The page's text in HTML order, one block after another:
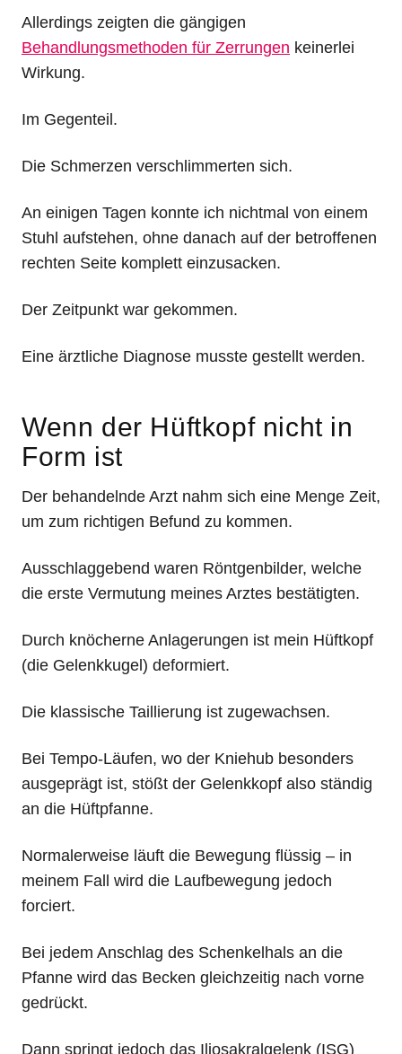
Allerdings zeigten die gängigen
Behandlungsmethoden für Zerrungen keinerlei
Wirkung.
Im Gegenteil.
Die Schmerzen verschlimmerten sich.
An einigen Tagen konnte ich nichtmal von einem
Stuhl aufstehen, ohne danach auf der betroffenen
rechten Seite komplett einzusacken.
Der Zeitpunkt war gekommen.
Eine ärztliche Diagnose musste gestellt werden.
Wenn der Hüftkopf nicht in
Form ist
Der behandelnde Arzt nahm sich eine Menge Zeit,
um zum richtigen Befund zu kommen.
Ausschlaggebend waren Röntgenbilder, welche
die erste Vermutung meines Arztes bestätigten.
Durch knöcherne Anlagerungen ist mein Hüftkopf
(die Gelenkkugel) deformiert.
Die klassische Taillierung ist zugewachsen.
Bei Tempo-Läufen, wo der Kniehub besonders
ausgeprägt ist, stößt der Gelenkkopf also ständig
an die Hüftpfanne.
Normalerweise läuft die Bewegung flüssig – in
meinem Fall wird die Laufbewegung jedoch
forciert.
Bei jedem Anschlag des Schenkelhals an die
Pfanne wird das Becken gleichzeitig nach vorne
gedrückt.
Dann springt jedoch das Iliosakralgelenk (ISG)